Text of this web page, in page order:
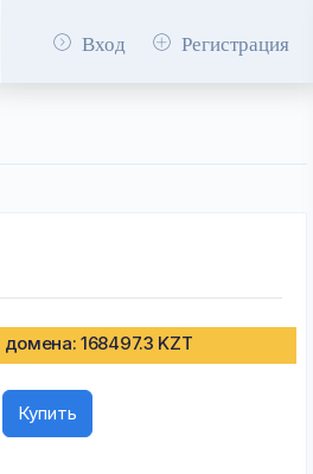
Вход Регистрация
168497.3 KZT
Купить